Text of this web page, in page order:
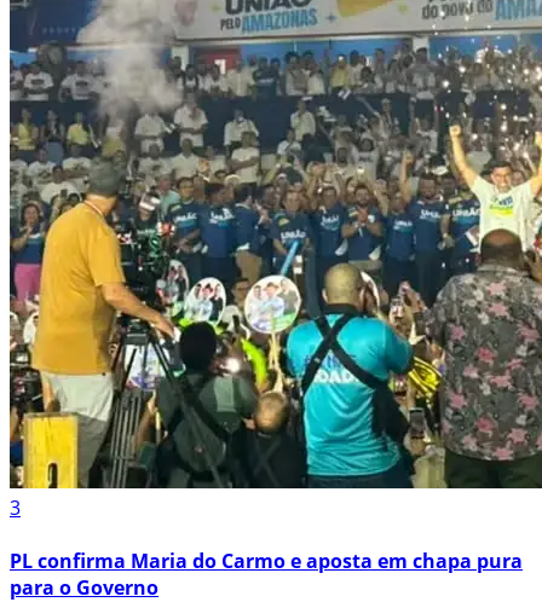
3
PL confirma Maria do Carmo e aposta em chapa pura
para o Governo